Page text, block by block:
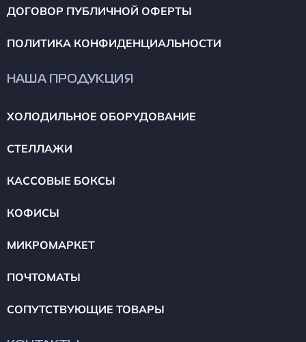
ДОГОВОР ПУБЛИЧНОЙ ОФЕРТЫ
ПОЛИТИКА КОНФИДЕНЦИАЛЬНОСТИ
НАША ПРОДУКЦИЯ
ХОЛОДИЛЬНОЕ ОБОРУДОВАНИЕ
СТЕЛЛАЖИ
КАССОВЫЕ БОКСЫ
КОФИСЫ
МИКРОМАРКЕТ
ПОЧТОМАТЫ
СОПУТСТВУЮЩИЕ ТОВАРЫ